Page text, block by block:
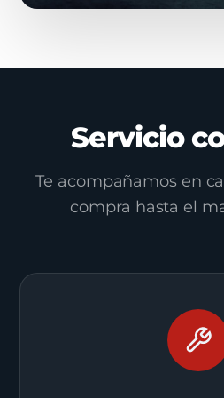
Servicio
Te acompañamos en
compra hasta el